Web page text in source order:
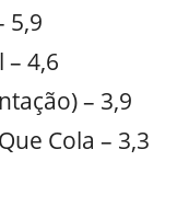
5,9
– 4,6
– 3,9
Cola – 3,3